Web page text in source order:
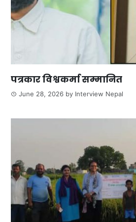
पत्रकार विश्वकर्मा सम्मानित
June 28, 2026 by Interview Nepal